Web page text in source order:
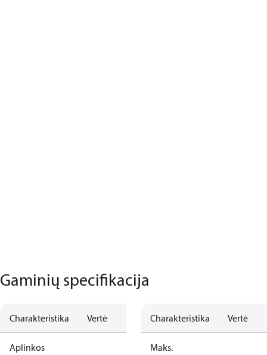
Gaminių specifikacija
Charakteristika Vertė
Aplinkos
Charakteristika Vertė
Maks.